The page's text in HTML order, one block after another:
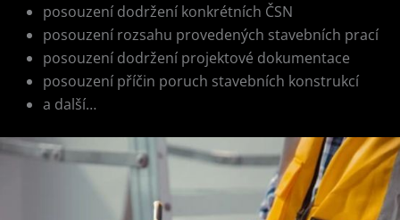
posouzení dodržení konkrétních ČSN
posouzení rozsahu provedených stavebních prací
posouzení dodržení projektové dokumentace
posouzení příčin poruch stavebních konstrukcí
a další…